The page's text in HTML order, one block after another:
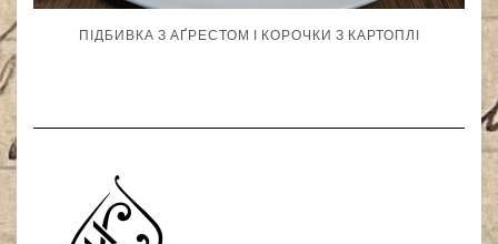
ПІДБИВКА З АҐРЕСТОМ І КОРОЧКИ З КАРТОПЛІ